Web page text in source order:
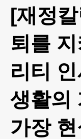
[재정
퇴를
리티
생활의
가장